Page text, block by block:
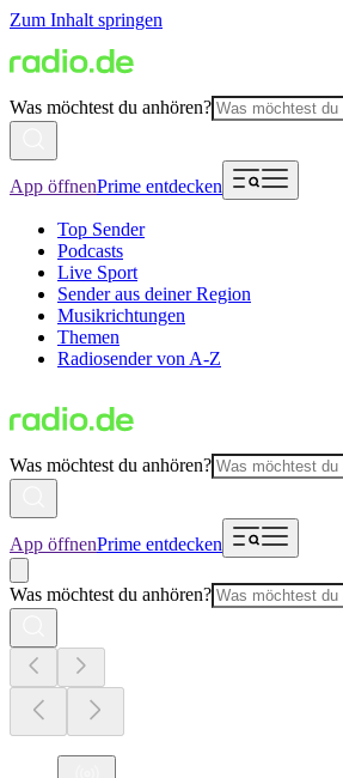
Zum Inhalt springen
Was möchtest du anhören?
App öffnenPrime entdecken
Top Sender
Podcasts
Live Sport
Sender aus deiner Region
Musikrichtungen
Themen
Radiosender von A-Z
Was möchtest du anhören?
App öffnenPrime entdecken
Was möchtest du anhören?